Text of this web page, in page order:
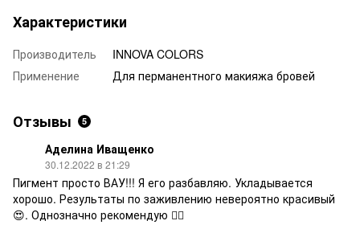
Характеристики
Производитель
INNOVA COLORS
Применение
Для перманентного макияжа бровей
Отзывы 5
Аделина Иващенко
30.12.2022 в 21:29
Пигмент просто ВАУ!!! Я его разбавляю. Укладывается
хорошо. Результаты по заживлению невероятно красивый
😍. Однозначно рекомендую 👍🏼